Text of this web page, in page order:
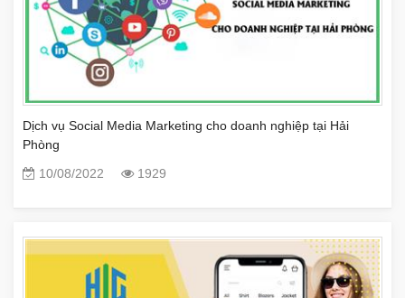
Dịch vụ Social Media Marketing cho doanh nghiệp tại Hải
Phòng
10/08/2022
1929